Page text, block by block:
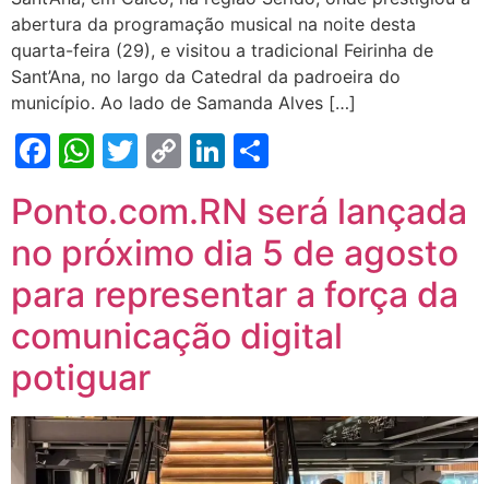
abertura da programação musical na noite desta
quarta-feira (29), e visitou a tradicional Feirinha de
Sant’Ana, no largo da Catedral da padroeira do
município. Ao lado de Samanda Alves […]
Facebook
WhatsApp
Twitter
CopyLinkedIn
Ponto.com.RN será lançada
no próximo dia 5 de agosto
para representar a força da
comunicação digital
potiguar